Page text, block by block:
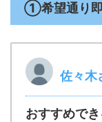
①希望通り即
佐々木
おすすめで